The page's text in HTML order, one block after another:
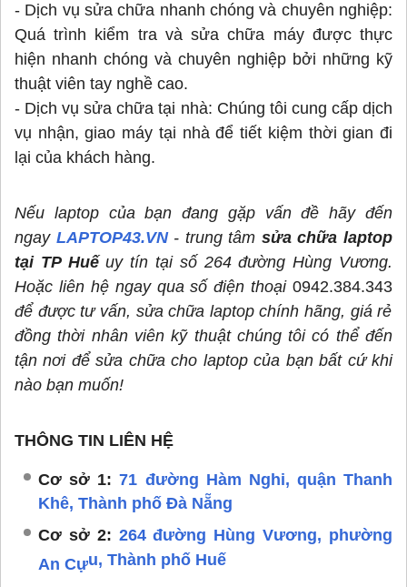
- Dịch vụ sửa chữa nhanh chóng và chuyên nghiệp:
Quá trình kiểm tra và sửa chữa máy được thực
hiện nhanh chóng và chuyên nghiệp bởi những kỹ
thuật viên tay nghề cao.
- Dịch vụ sửa chữa tại nhà: Chúng tôi cung cấp dịch
vụ nhận, giao máy tại nhà để tiết kiệm thời gian đi
lại của khách hàng.
Nếu laptop của bạn đang gặp vấn đề hãy đến
ngay LAPTOP43.VN- trung tâm sửa chữa laptop
tại TP Huếuy tín tại số 264 đường Hùng Vương.
Hoặc liên hệ ngay qua số điện thoại 0942.384.343
để được tư vấn, sửa chữa laptop chính hãng, giá rẻ
đồng thời nhân viên kỹ thuật chúng tôi có thể đến
tận nơi để sửa chữa cho laptop của bạn bất cứ khi
nào bạn muốn!
THÔNG TIN LIÊN HỆ
Cơ sở 1:71 đường Hàm Nghi, quận Thanh
Khê, Thành phố Đà Nẵng
Cơ sở 2: 264 đường Hùng Vương, phường
An Cựu, Thành phố Huế